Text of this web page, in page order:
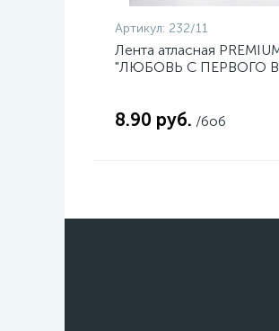
Артикул: 232/11
Лента атласная
"ЛЮБОВЬ С ПЕРВОГО
8.90 руб. /боб